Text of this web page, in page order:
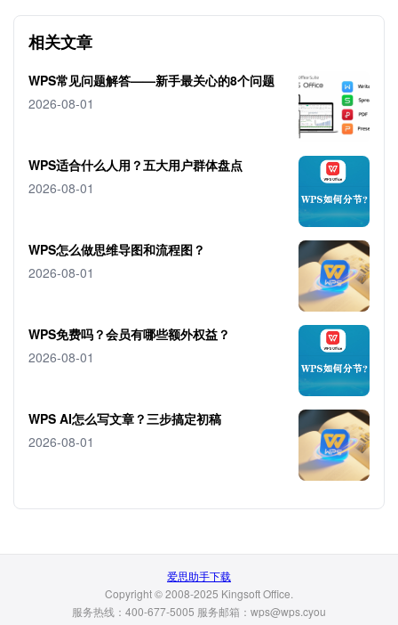
相关文章
WPS常见问题解答——新手最关心的8个问题
2026-08-01
WPS适合什么人用？五大用户群体盘点
2026-08-01
WPS怎么做思维导图和流程图？
2026-08-01
WPS免费吗？会员有哪些额外权益？
2026-08-01
WPS AI怎么写文章？三步搞定初稿
2026-08-01
爱思助手下载
Copyright © 2008-2025 Kingsoft Office.
服务热线：400-677-5005 服务邮箱：wps@wps.cyou